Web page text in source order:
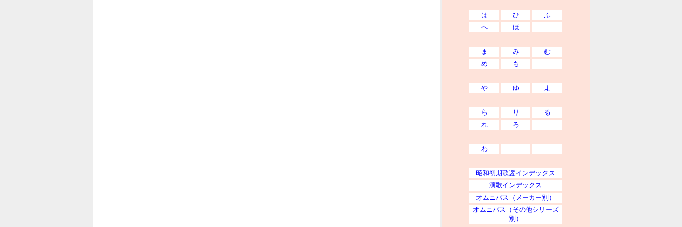
は ひ
ふ
へ
ほ
ま み
む
め
も
や ゆ よ
ら り
る
れ
ろ
わ
昭和初期歌謡インデックス
演歌インデックス
オムニバス（メーカー別）
オムニバス（その他シリーズ
別）